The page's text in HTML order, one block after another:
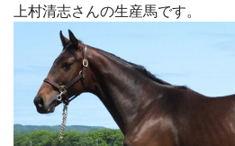
上村清志さんの生産馬です。